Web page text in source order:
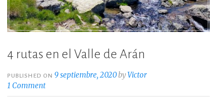
4 rutas en el Valle de Arán
PUBLISHED ON 9 septiembre, 2020byVictor
1 Comment